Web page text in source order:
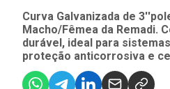
Curva Galvanizada de
Macho/Fêmea da Remadi.
durável, ideal para
proteção anticorrosiva e